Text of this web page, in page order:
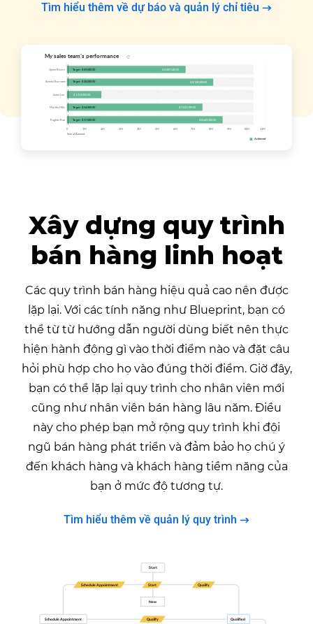
Tìm hiểu thêm về dự báo và quản lý chỉ tiêu
Xây dựng quy trình
bán hàng linh hoạt
Các quy trình bán hàng hiệu quả cao nên được
lặp lại. Với các tính năng như Blueprint, bạn có
thể từ từ hướng dẫn người dùng biết nên thực
hiện hành động gì vào thời điểm nào và đặt câu
hỏi phù hợp cho họ vào đúng thời điểm. Giờ đây,
bạn có thể lặp lại quy trình cho nhân viên mới
cũng như nhân viên bán hàng lâu năm. Điều
này cho phép bạn mở rộng quy trình khi đội
ngũ bán hàng phát triển và đảm bảo họ chú ý
đến khách hàng và khách hàng tiềm năng của
bạn ở mức độ tương tự.
Tìm hiểu thêm về quản lý quy trình